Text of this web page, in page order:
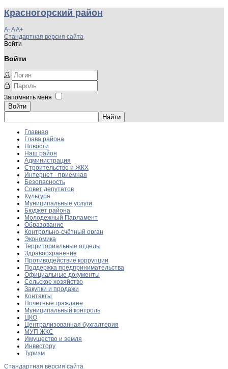
Красногорский район
A-AA+
Стандартная версия сайта
Войти
Войти
Запомнить меня
Войти
Главная
Глава района
Новости
Наш район
Администрация
Строительство и ЖКХ
Интернет - приемная
Безопасность
Совет депутатов
Культура
Муниципальные услуги
Бюджет района
Молодежный Парламент
Образование
Контрольно-счётный орган
Экономика
Территориальные отделы
Здравоохранение
Противодействие коррупции
Поддержка предпринимательства
Официальные документы
Сельское хозяйство
Закупки и продажи
Контакты
Почетные граждане
Муниципальный контроль
ЦКО
Централизованная бухгалтерия
МУП ЖКС
Имущество и земля
Инвестору
Туризм
Стандартная версия сайта